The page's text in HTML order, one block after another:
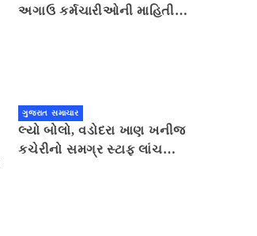
અગાઉ કર્મચારીઓની માહિતી
ગુજરાત સમાચાર
લ્યો બોલો, વડોદરા ખાણ ખનીજ
કચેરીનો સમગ્ર સ્ટાફ લાંચ